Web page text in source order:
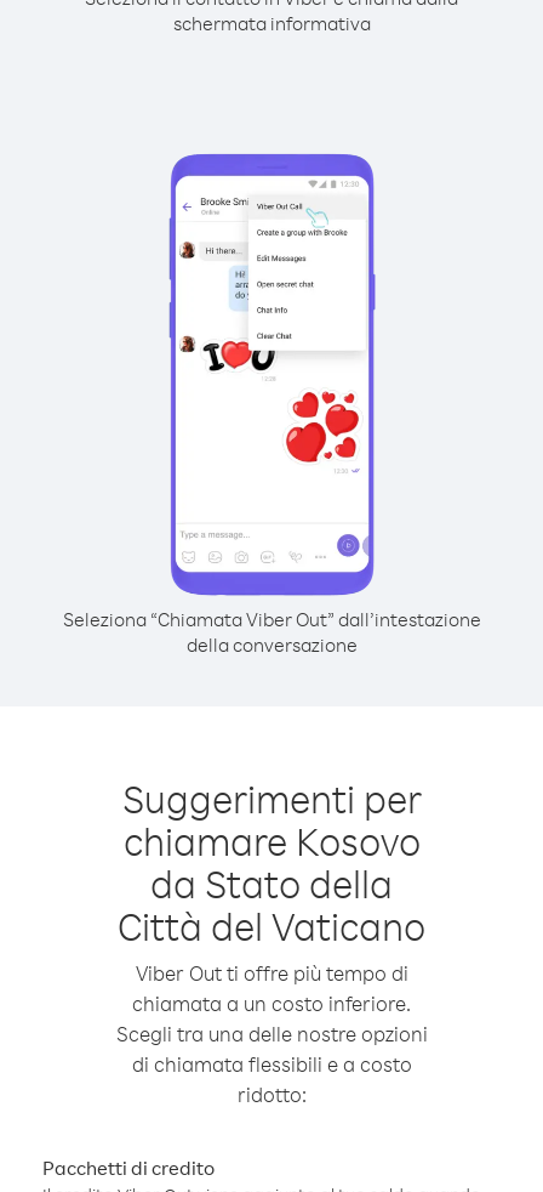
schermata informativa
Seleziona “Chiamata Viber Out” dall’intestazione
della conversazione
Suggerimenti per
chiamare Kosovo
da Stato della
Città del Vaticano
Viber Out ti offre più tempo di
chiamata a un costo inferiore.
Scegli tra una delle nostre opzioni
di chiamata flessibili e a costo
ridotto:
Pacchetti di credito